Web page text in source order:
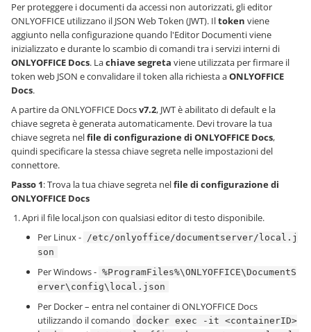
Per proteggere i documenti da accessi non autorizzati, gli editor
ONLYOFFICE utilizzano il JSON Web Token (JWT). Iltoken viene
aggiunto nella configurazione quando l'Editor Documenti viene
inizializzato e durante lo scambio di comandi tra i servizi interni di
ONLYOFFICE Docs. Lachiave segreta viene utilizzata per firmare il
token web JSON e convalidare il token alla richiesta aONLYOFFICE
Docs.
A partire da ONLYOFFICE Docsv7.2, JWT è abilitato di default e la
chiave segreta è generata automaticamente. Devi trovare la tua
chiave segreta nelfile di configurazione di ONLYOFFICE Docs,
quindi specificare la stessa chiave segreta nelle impostazioni del
connettore.
Passo 1: Trova la tua chiave segreta nelfile di configurazione di
ONLYOFFICE Docs
Apri il file local.json con qualsiasi editor di testo disponibile.
Per Linux - /etc/onlyoffice/documentserver/local.j
son
Per Windows - %ProgramFiles%\ONLYOFFICE\DocumentS
erver\config\local.json
Per Docker – entra nel container di ONLYOFFICE Docs
utilizzando il comando docker exec -it <containerID>